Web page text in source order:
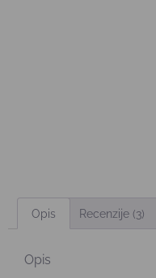
Opis Recenzije (3)
Opis